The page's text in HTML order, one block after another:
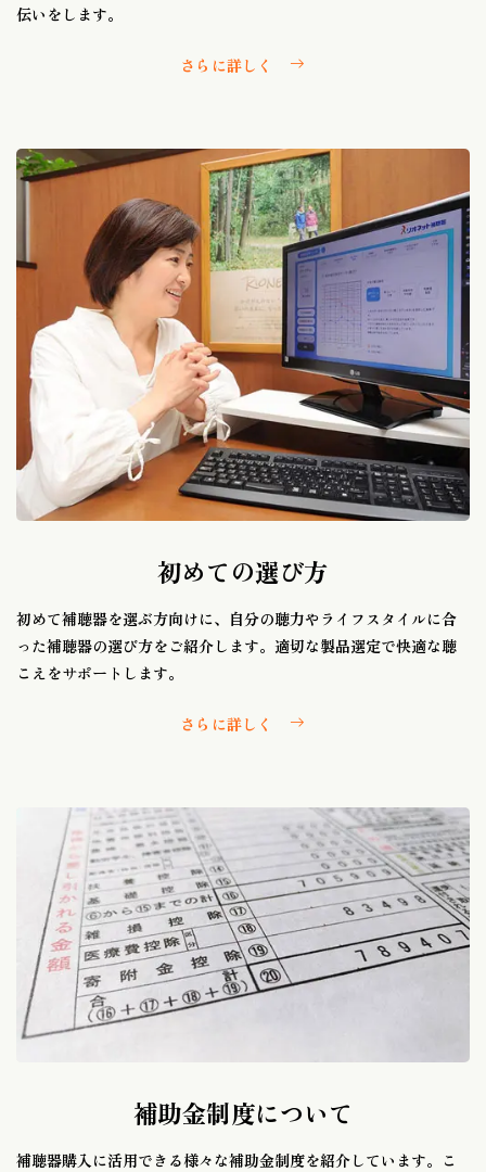
伝いをします。
さらに詳しく
初めての選び方
初めて補聴器を選ぶ方向けに、自分の聴力やライフスタイルに合
った補聴器の選び方をご紹介します。適切な製品選定で快適な聴
こえをサポートします。
さらに詳しく
補助金制度について
補聴器購入に活用できる様々な補助金制度を紹介しています。こ